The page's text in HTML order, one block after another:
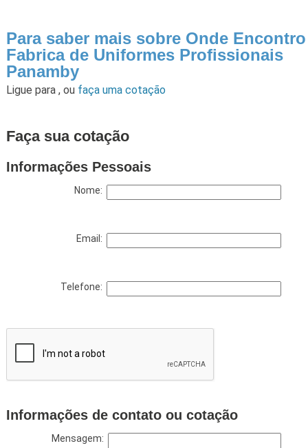
Para saber mais sobre Onde Encontro
Fabrica de Uniformes Profissionais
Panamby
Ligue para , ou faça uma cotação
Faça sua cotação
Informações Pessoais
Nome:
Email:
Telefone:
Informações de contato ou cotação
Mensagem: